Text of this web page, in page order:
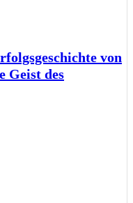
von
Geist des